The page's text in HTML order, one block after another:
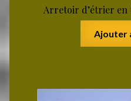
Arretoir d’étrier
Ajouter